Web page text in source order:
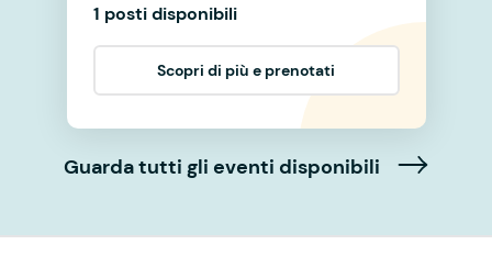
1 posti disponibili
Scopri di più e prenotati
Guarda tutti gli eventi disponibili